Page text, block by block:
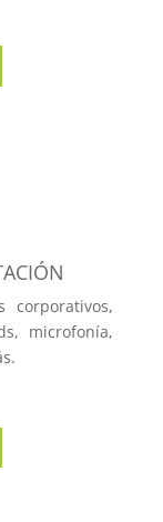
corporativos,
microfonía,